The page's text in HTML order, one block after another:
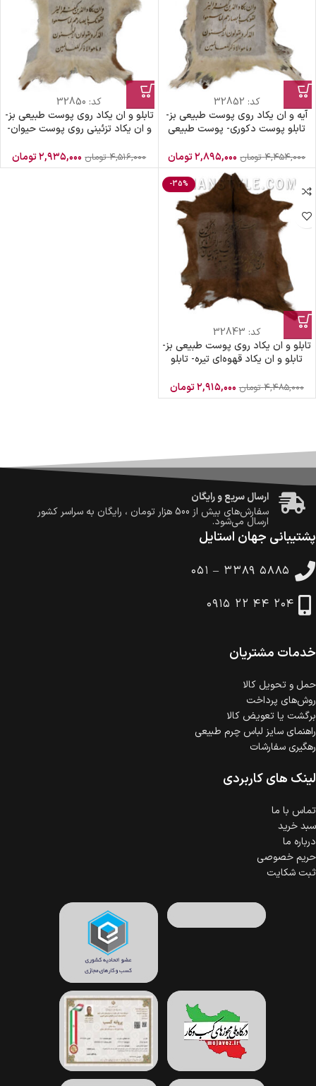
کد: 32852
آیه و ان یکاد روی پوست طبیعی بز-
تابلو پوست دکوری- پوست طبیعی
۴,۴۵۴,۰۰۰ تومان ۲,۸۹۵,۰۰۰تومان
کد: 32850
تابلو و ان یکاد روی پوست طبیعی بز-
و ان یکاد تزئینی روی پوست حیوان-
۴,۵۱۶,۰۰۰ تومان ۲,۹۳۵,۰۰۰تومان
-35%
کد: 32843
تابلو و ان یکاد روی پوست طبیعی بز-
تابلو و ان یکاد قهوه‌ای تیره- تابلو
۴,۴۸۵,۰۰۰ تومان ۲,۹۱۵,۰۰۰تومان
ضمانت اصالت کالا
گارانتی معتبر برای تمامی محصولات ارائه می‌شود.
ارسال سریع و رایگان
سفارش‌های بیش از 500 هزار تومان ، رایگان به سراسر کشور
ارسال می‌شود.
ضمانت بازگشت کالا
در هنگام خرید محصول، امکان انتخاب پرداخت در محل
وجود دارد.
است.
گارانتی معتبر برای تمامی محصولات ارائه می‌شود.
پشتیبانی جهان استایل
۰۵۱ – ۳۳۸۹ ۵۸۸۵
۰۹۱۵ ۲۲ ۴۴ ۲۰۴
خدمات مشتریان
حمل‌ و تحویل کالا
روش‌های پرداخت
برگشت یا تعویض کالا
راهنمای سایز لباس چرم طبیعی
رهگیری سفارشات
لینک های کاربردی
تماس با ما
سبد خرید
درباره ما
حریم خصوصی
ثبت شکایت